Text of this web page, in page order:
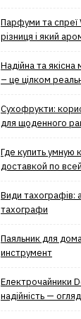
Парфуми та спреї
різниця і який
Надійна та
– це цілком
Сухофрукти:
для щоденного
Где купить умную
доставкой по
Види тахографів:
тахографи
Паяльник для
инструмент
Електрочайники
надійність — огляд